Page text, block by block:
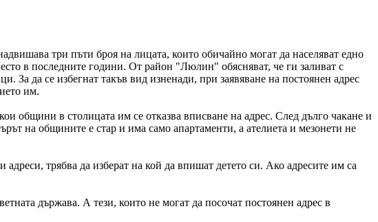
три пъти броя на лицата, които обичайно могат да населяват едно
в последните години. От район "Люлин" обясняват, че ги заливат с
да се избегнат такъв вид изненади, при заявяване на постоянен адрес
им.
общини в столицата им се отказва вписване на адрес. След дълго чакане и
на общините е стар и има само апартаменти, а ателиета и мезонети не
трябва да изберат на кой да впишат детето си. Ако адресите им са
държава. А тези, които не могат да посочат постоянен адрес в